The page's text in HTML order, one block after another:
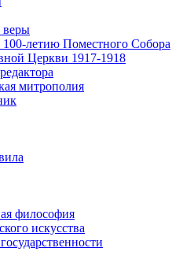
веры
летию Поместного Собора
Церкви 1917-1918
митрополия
философия
искусства